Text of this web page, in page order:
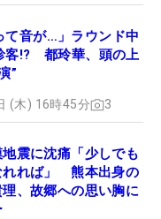
て音が…」ラウンド中
客!? 都玲華、頭の上
”
(木) 16時45分 3
震に沈痛「少しでも
れれば」 熊本出身の
理、故郷への思い胸に